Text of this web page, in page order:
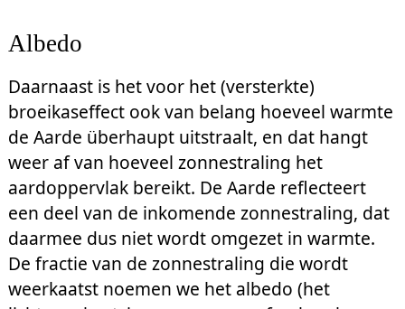
Albedo
Daarnaast is het voor het (versterkte)
broeikaseffect ook van belang hoeveel warmte
de Aarde überhaupt uitstraalt, en dat hangt
weer af van hoeveel zonnestraling het
aardoppervlak bereikt. De Aarde reflecteert
een deel van de inkomende zonnestraling, dat
daarmee dus niet wordt omgezet in warmte.
De fractie van de zonnestraling die wordt
weerkaatst noemen we het albedo (het